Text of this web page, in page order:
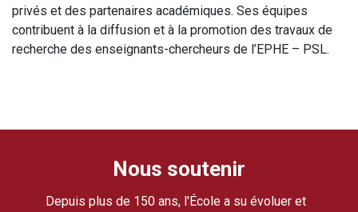
privés et des partenaires académiques. Ses équipes
contribuent à la diffusion et à la promotion des travaux de
recherche des enseignants-chercheurs de l’EPHE – PSL.
Nous soutenir
Depuis plus de 150 ans, l'École a su évoluer et